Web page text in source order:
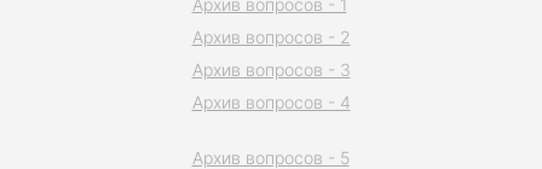
Архив вопросов - 1
Архив вопросов - 2
Архив вопросов - 3
Архив вопросов - 4
Архив вопросов - 5